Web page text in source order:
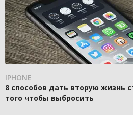
IPHONE
8 способов дать вторую жизнь
того чтобы выбросить